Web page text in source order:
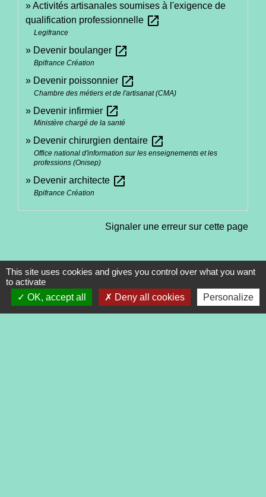
Activités artisanales soumises à l'exigence de
qualification professionnelle open_in_new
Legifrance
Devenir boulanger open_in_new
Bpifrance Création
Devenir poissonnier open_in_new
Chambre des métiers et de l'artisanat (CMA)
Devenir infirmier open_in_new
Ministère chargé de la santé
Devenir chirurgien dentaire open_in_new
Office national d'information sur les enseignements et les
professions (Onisep)
Devenir architecte open_in_new
Bpifrance Création
Signaler une erreur sur cette page
Contacts
This site uses cookies and gives you control over what you want
to activate
OK, accept all
Deny all cookies Personalize